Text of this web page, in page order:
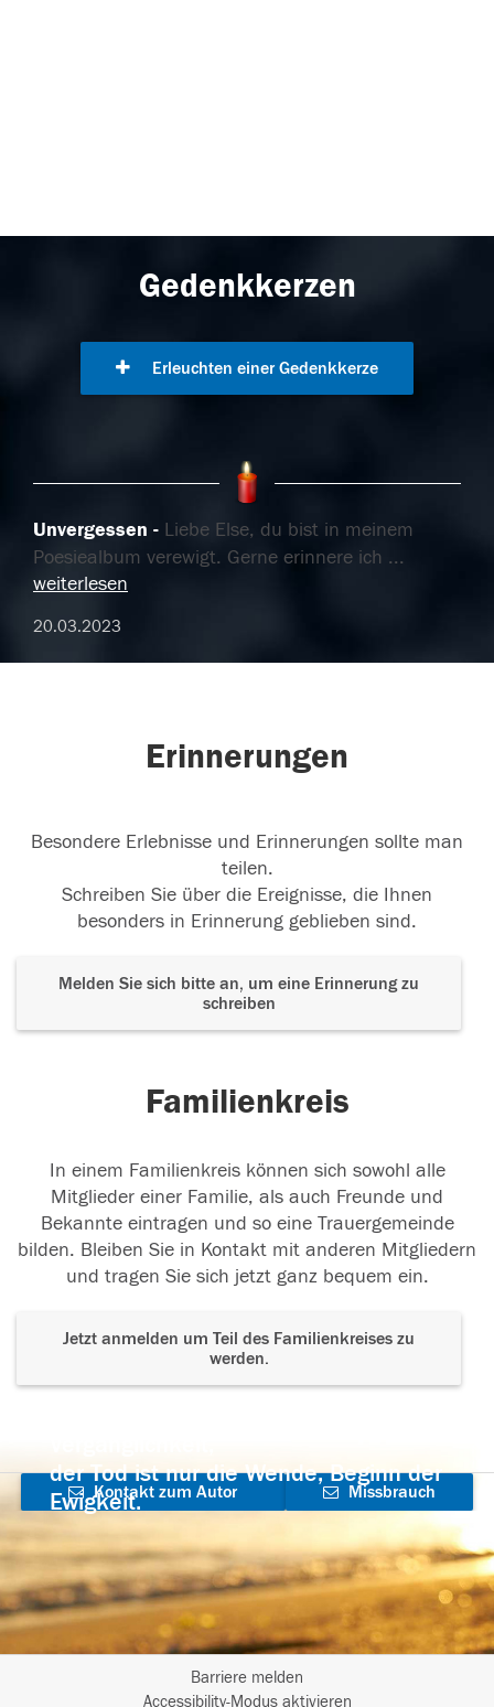
Gedenkkerzen
Erleuchten einer Gedenkkerze
Unvergessen
Liebe Else, du bist in meinem
Poesiealbum verewigt. Gerne erinnere ich ...
weiterlesen
20.03.2023
Erinnerungen
Besondere Erlebnisse und Erinnerungen sollte man
teilen.
Schreiben Sie über die Ereignisse, die Ihnen
besonders in Erinnerung geblieben sind.
Melden Sie sich bitte an, um eine Erinnerung zu
schreiben
Familienkreis
In einem Familienkreis können sich sowohl alle
Mitglieder einer Familie, als auch Freunde und
Bekannte eintragen und so eine Trauergemeinde
bilden. Bleiben Sie in Kontakt mit anderen Mitgliedern
und tragen Sie sich jetzt ganz bequem ein.
Jetzt anmelden um Teil des Familienkreises zu
werden.
der Tod ist nur die Wende, Beginn der
Ewigkeit.
Kontakt zum Autor
aufnehmen
Missbrauch
Barriere melden
Accessibility-Modus aktivieren